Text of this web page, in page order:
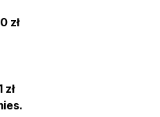
zł
zł